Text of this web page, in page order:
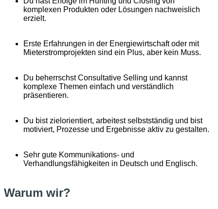
komplexen Produkten oder Lösungen nachweislich
erzielt.
Erste Erfahrungen in der Energiewirtschaft oder mit
Mieterstromprojekten sind ein Plus, aber kein Muss.
Du beherrschst Consultative Selling und kannst
komplexe Themen einfach und verständlich
präsentieren.
Du bist zielorientiert, arbeitest selbstständig und bist
motiviert, Prozesse und Ergebnisse aktiv zu gestalten.
Sehr gute Kommunikations- und
Verhandlungsfähigkeiten in Deutsch und Englisch.
Warum wir?